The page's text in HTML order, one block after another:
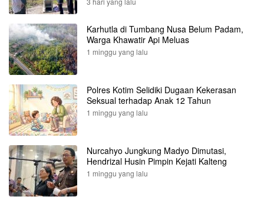
Karhutla di Tumbang Nusa Belum Padam,
Warga Khawatir Api Meluas
1 minggu yang lalu
Polres Kotim Selidiki Dugaan Kekerasan
Seksual terhadap Anak 12 Tahun
1 minggu yang lalu
Nurcahyo Jungkung Madyo Dimutasi,
Hendrizal Husin Pimpin Kejati Kalteng
1 minggu yang lalu